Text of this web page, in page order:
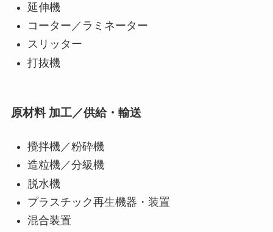
延伸機
コーター／ラミネーター
スリッター
打抜機
原材料 加工／供給・輸送
攪拌機／粉砕機
造粒機／分級機
脱水機
プラスチック再生機器・装置
混合装置